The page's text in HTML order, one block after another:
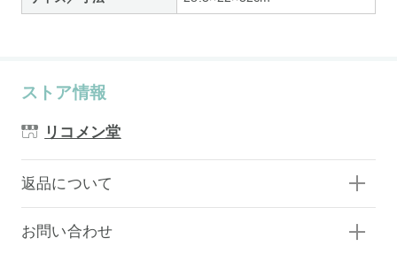
ストア情報
リコメン堂
返品について
お問い合わせ